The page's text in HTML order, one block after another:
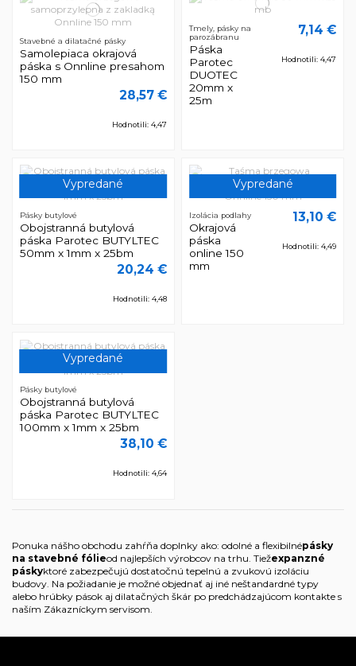
Stavebné a dilatačné pásky
Samolepiaca okrajová
páska s Onnline presahom
150 mm
28,57 €
Hodnotili: 4,47
Tmely, pásky na
parozábranu
Páska
Parotec
DUOTEC
20mm x
25m
7,14 €
Hodnotili: 4,47
Vypredané
Pásky butylové
Obojstranná butylová
páska Parotec BUTYLTEC
50mm x 1mm x 25bm
20,24 €
Hodnotili: 4,48
Vypredané
Izolácia podlahy
Okrajová
páska
online 150
mm
13,10 €
Hodnotili: 4,49
Vypredané
Pásky butylové
Obojstranná butylová
páska Parotec BUTYLTEC
100mm x 1mm x 25bm
38,10 €
Hodnotili: 4,64
Ponuka nášho obchodu zahŕňa doplnky ako: odolné a flexibilnépásky
na stavebné fólieod najlepších výrobcov na trhu. Tiežexpanzné
páskyktoré zabezpečujú dostatočnú tepelnú a zvukovú izoláciu
budovy. Na požiadanie je možné objednať aj iné neštandardné typy
alebo hrúbky pások aj dilatačných škár po predchádzajúcom kontakte s
naším Zákazníckym servisom.